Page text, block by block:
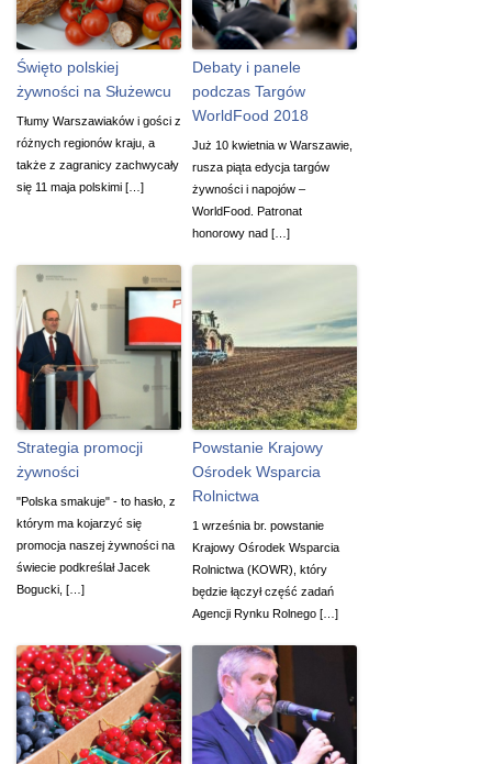
Święto polskiej
żywności na Służewcu
Tłumy Warszawiaków i gości z
różnych regionów kraju, a
także z zagranicy zachwycały
się 11 maja polskimi […]
Debaty i panele
podczas Targów
WorldFood 2018
Już 10 kwietnia w Warszawie,
rusza piąta edycja targów
żywności i napojów –
WorldFood. Patronat
honorowy nad […]
Strategia promocji
żywności
"Polska smakuje" - to hasło, z
którym ma kojarzyć się
promocja naszej żywności na
świecie podkreślał Jacek
Bogucki, […]
Powstanie Krajowy
Ośrodek Wsparcia
Rolnictwa
1 września br. powstanie
Krajowy Ośrodek Wsparcia
Rolnictwa (KOWR), który
będzie łączył część zadań
Agencji Rynku Rolnego […]